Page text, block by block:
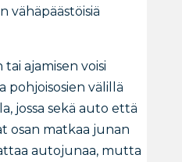
vähäpäästöisiä
ajamisen voisi
pohjoisosien välillä
jossa sekä auto että
osan matkaa junan
autojunaa, mutta